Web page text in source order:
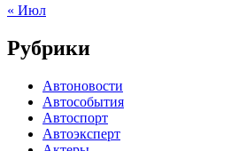
« Июл
Рубрики
Автоновости
Автособытия
Автоспорт
Автоэксперт